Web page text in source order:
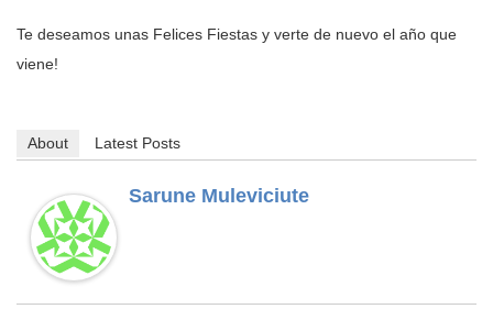
Te deseamos unas Felices Fiestas y verte de nuevo el año que
viene!
About Latest Posts
Sarune Muleviciute